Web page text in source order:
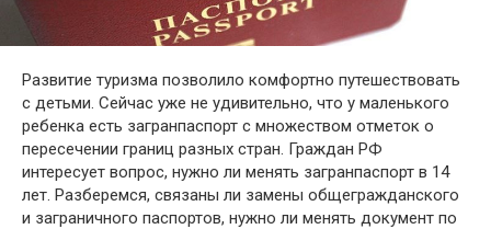
Развитие туризма позволило комфортно путешествовать
с детьми. Сейчас уже не удивительно, что у маленького
ребенка есть загранпаспорт с множеством отметок о
пересечении границ разных стран. Граждан РФ
интересует вопрос, нужно ли менять загранпаспорт в 14
лет. Разберемся, связаны ли замены общегражданского
и заграничного паспортов, нужно ли менять документ по